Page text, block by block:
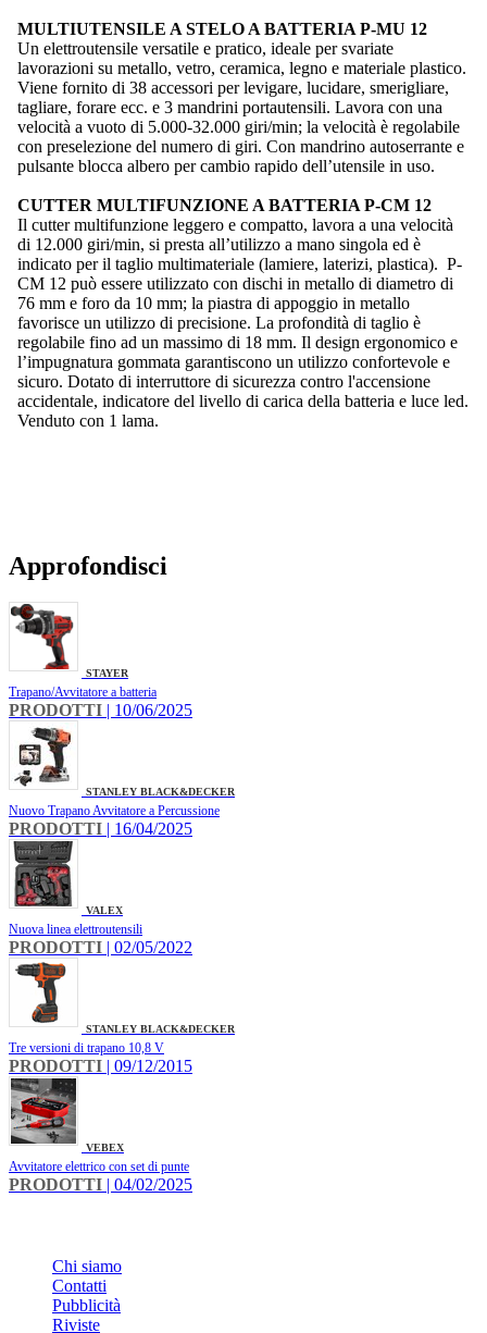
MULTIUTENSILE A STELO A BATTERIA P-MU 12
Un elettroutensile versatile e pratico, ideale per svariate
lavorazioni su metallo, vetro, ceramica, legno e materiale plastico.
Viene fornito di 38 accessori per levigare, lucidare, smerigliare,
tagliare, forare ecc. e 3 mandrini portautensili. Lavora con una
velocità a vuoto di 5.000-32.000 giri/min; la velocità è regolabile
con preselezione del numero di giri. Con mandrino autoserrante e
pulsante blocca albero per cambio rapido dell’utensile in uso.
CUTTER MULTIFUNZIONE A BATTERIA P-CM 12
Il cutter multifunzione leggero e compatto, lavora a una velocità
di 12.000 giri/min, si presta all’utilizzo a mano singola ed è
indicato per il taglio multimateriale (lamiere, laterizi, plastica). P-
CM 12 può essere utilizzato con dischi in metallo di diametro di
76 mm e foro da 10 mm; la piastra di appoggio in metallo
favorisce un utilizzo di precisione. La profondità di taglio è
regolabile fino ad un massimo di 18 mm. Il design ergonomico e
l’impugnatura gommata garantiscono un utilizzo confortevole e
sicuro. Dotato di interruttore di sicurezza contro l'accensione
accidentale, indicatore del livello di carica della batteria e luce led.
Venduto con 1 lama.
Approfondisci
STAYER
Trapano/Avvitatore a batteria
PRODOTTI | 10/06/2025
STANLEY BLACK&DECKER
Nuovo Trapano Avvitatore a Percussione
PRODOTTI | 16/04/2025
VALEX
Nuova linea elettroutensili
PRODOTTI | 02/05/2022
STANLEY BLACK&DECKER
Tre versioni di trapano 10,8 V
PRODOTTI | 09/12/2015
VEBEX
Avvitatore elettrico con set di punte
PRODOTTI | 04/02/2025
Chi siamo
Contatti
Pubblicità
Riviste